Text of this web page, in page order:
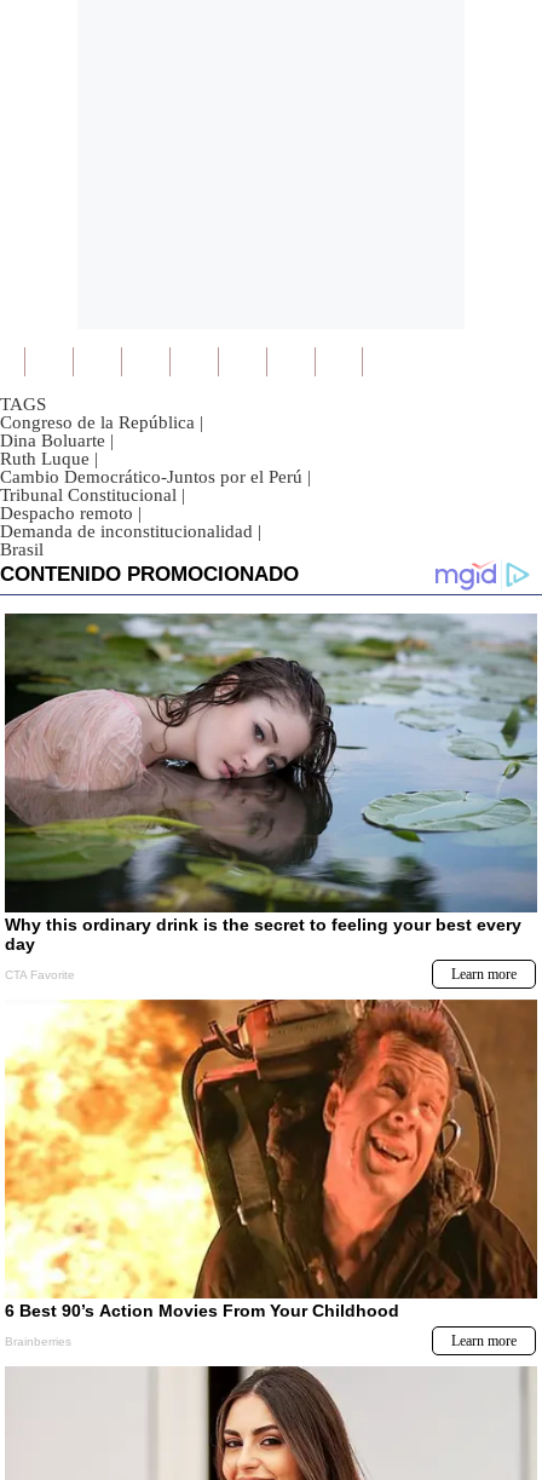
TAGS
Congreso de la República |
Dina Boluarte |
Ruth Luque |
Cambio Democrático-Juntos por el Perú |
Tribunal Constitucional |
Despacho remoto |
Demanda de inconstitucionalidad |
Brasil